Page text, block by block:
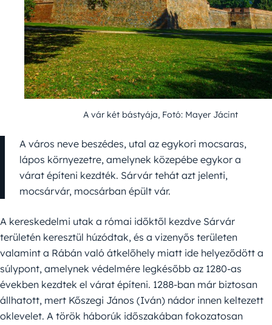
A vár két bástyája, Fotó: Mayer Jácint
A város neve beszédes, utal az egykori mocsaras,
lápos környezetre, amelynek közepébe egykor a
várat építeni kezdték. Sárvár tehát azt jelenti,
mocsárvár, mocsárban épült vár.
A kereskedelmi utak a római időktől kezdve Sárvár
területén keresztül húzódtak, és a vizenyős területen
valamint a Rábán való átkelőhely miatt ide helyeződött a
súlypont, amelynek védelmére legkésőbb az 1280-as
években kezdtek el várat építeni. 1288-ban már biztosan
állhatott, mert Kőszegi János (Iván) nádor innen keltezett
oklevelet. A török háborúk időszakában fokozatosan